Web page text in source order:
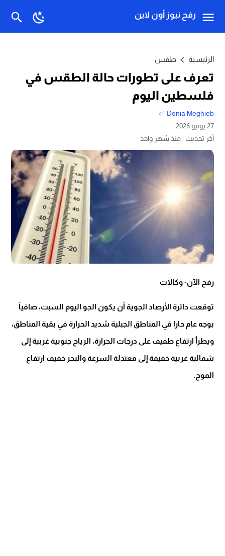
رفح نيوز أون لاين
الرئيسية طقس
تعرف على تطورات حالة الطقس في
فلسطين اليوم
Donia Meghieb ✅
27 يونيو 2026
آخر تحديث :منذ شهر واحد
رفح الآن- وكالات
توقعت دائرة الأرصاد الجوية أن يكون الجو اليوم السبت، صافياً
بوجه عام حارا في المناطق الجبلية شديد الحرارة في بقية المناطق،
ويطرأ ارتفاع طفيف على درجات الحرارة، الرياح جنوبية غربية إلى
شمالية غربية خفيفة إلى معتدلة السرعة والبحر خفيف ارتفاع
الموج.